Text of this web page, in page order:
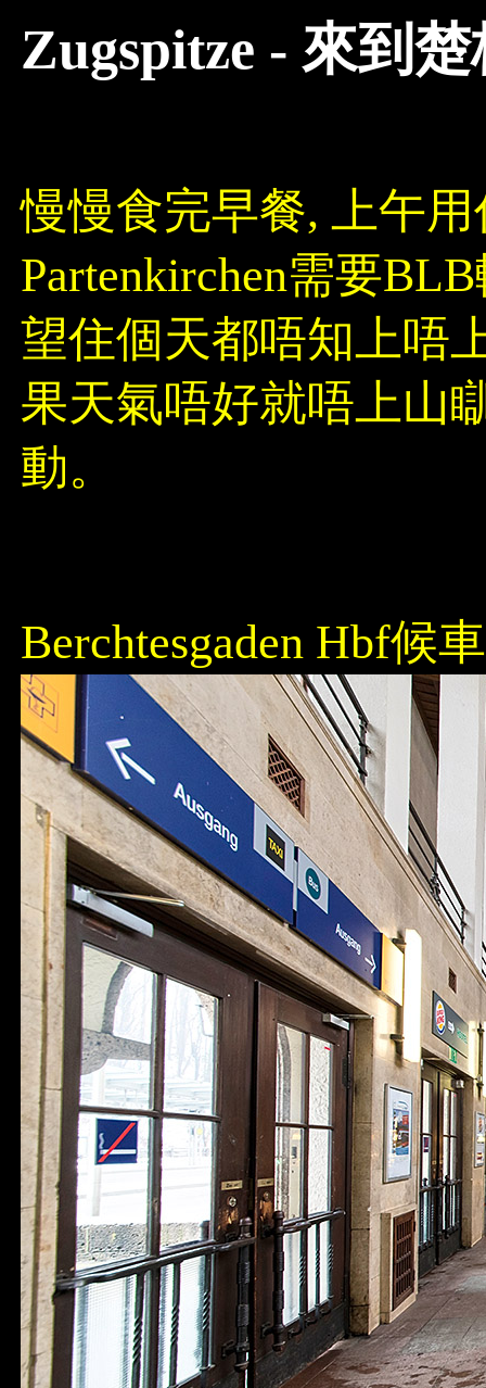
Zugspitze - 來到
慢慢食完早餐, 上午用
Partenkirchen需要
望住個天都唔知上唔
果天氣唔好就唔上山
動。
Berchtesgaden Hbf候